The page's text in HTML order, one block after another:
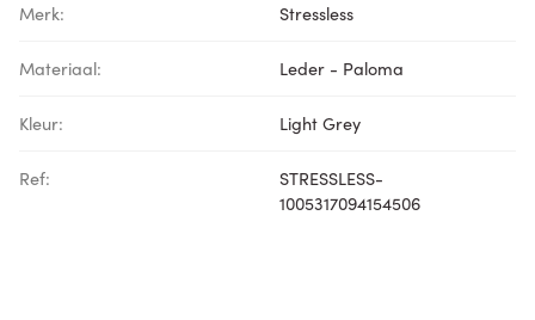
Merk: Stressless
Materiaal: Leder - Paloma
Kleur: Light Grey
Ref:
STRESSLESS-
1005317094154506